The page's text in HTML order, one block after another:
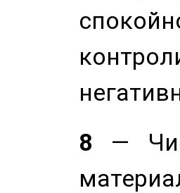
8 —